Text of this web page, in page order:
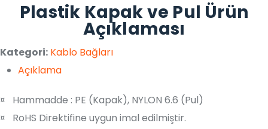
Plastik Kapak ve Pul Ürün
Açıklaması
Kategori: Kablo Bağları
Açıklama
¤ Hammadde : PE (Kapak), NYLON 6.6 (Pul)
¤ RoHS Direktifine uygun imal edilmiştir.